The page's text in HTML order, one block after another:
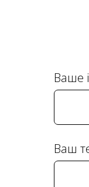
Ваше
Ваш